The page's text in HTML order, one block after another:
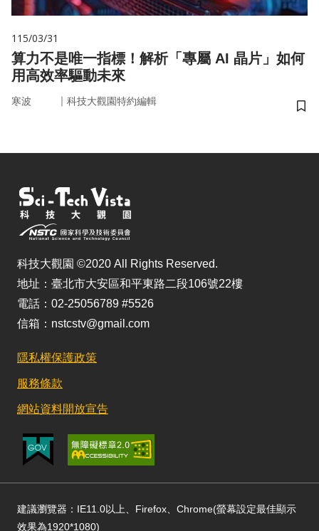
115/03/31
算力不是唯一指標！解析「專屬 AI 晶片」如何
用高效率驅動未來
寒波 ｜ 科技大觀園特約編輯
儲
科技大觀園 ©2020 All Rights Reserved.
地址：臺北市大安區和平東路二段106號22樓
電話：02-25056789 #5526
信箱：nstcstv@gmail.com
隱私權保護政策
服務條款
網站資料開放宣告
建議瀏覽器：IE11.0以上、Firefox、Chrome(螢幕設定最佳顯示
效果為1920*1080)